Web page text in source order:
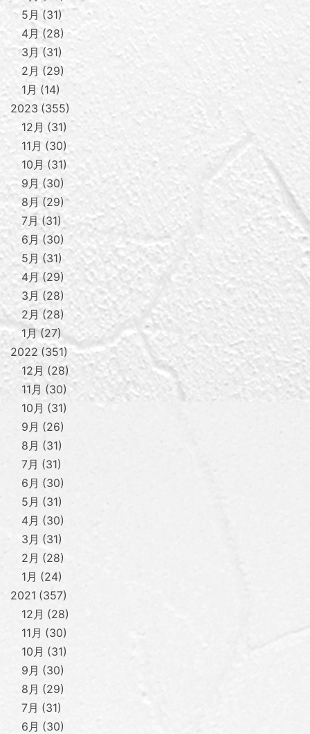
5月
31
4月 28
3月
31
2月
29
1月 14
2023 355
12月
31
11月 30
10月
31
9月
30
8月 29
7月 31
6月
30
5月
31
4月 29
3月
28
2月
28
1月
27
2022 351
12月
28
11月
30
10月
31
9月
26
8月
31
7月
31
6月
30
5月
31
4月
30
3月
31
2月
28
1月
24
2021 357
12月
28
11月
30
10月
31
9月
30
8月
29
7月
31
6月
30